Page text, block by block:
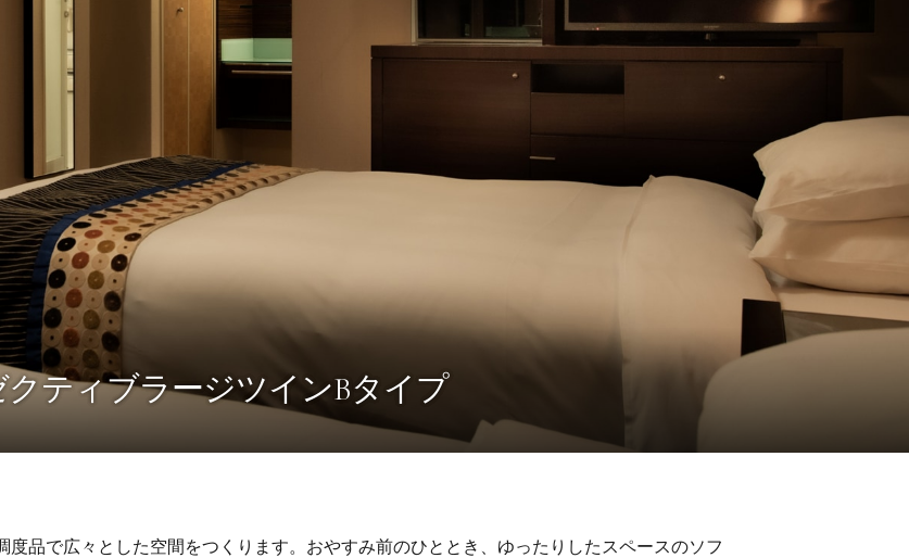
ティブラージツインBタイプ
品で広々とした空間をつくります。おやすみ前のひととき、ゆったりしたスペースのソフ